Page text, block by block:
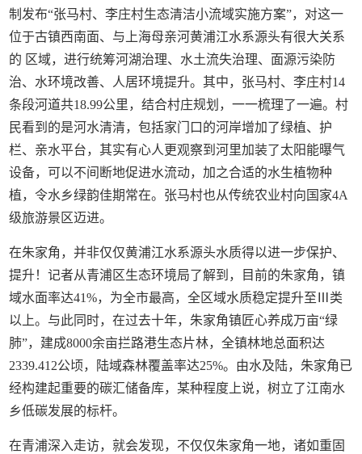
制发布“张马村、李庄村生态清洁小流域实施方案”，对这一
位于古镇西南面、与上海母亲河黄浦江水系源头有很大关系
的 区域，进行统筹河湖治理、水土流失治理、面源污染防
治、水环境改善、人居环境提升。其中，张马村、李庄村14
条段河道共18.99公里，结合村庄规划，一一梳理了一遍。村
民看到的是河水清清，包括家门口的河岸增加了绿植、护
栏、亲水平台，其实有心人更观察到河里加装了太阳能曝气
设备，可以不间断地促进水流动，加之合适的水生植物种
植，令水乡绿韵佳期常在。张马村也从传统农业村向国家4A
级旅游景区迈进。
在朱家角，并非仅仅黄浦江水系源头水质得以进一步保护、
提升！记者从青浦区生态环境局了解到，目前的朱家角，镇
域水面率达41%，为全市最高，全区域水质稳定提升至Ⅲ类
以上。与此同时，在过去十年，朱家角镇匠心养成万亩“绿
肺”，建成8000余亩拦路港生态片林，全镇林地总面积达
2339.412公顷，陆域森林覆盖率达25%。由水及陆，朱家角已
经构建起重要的碳汇储备库，某种程度上说，树立了江南水
乡低碳发展的标杆。
在青浦深入走访，就会发现，不仅仅朱家角一地，诸如重固